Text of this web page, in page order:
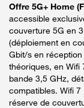
Offre 5G+ Home
accessible
couverture 5G en
(déploiement en
Gbit/s en
théoriques, en Wifi
bande 3,5 GHz,
compatibles. Wifi
réserve de